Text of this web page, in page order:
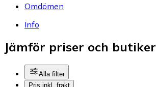
Omdömen
Info
Jämför priser och butiker
Alla filter
Pris inkl. frakt